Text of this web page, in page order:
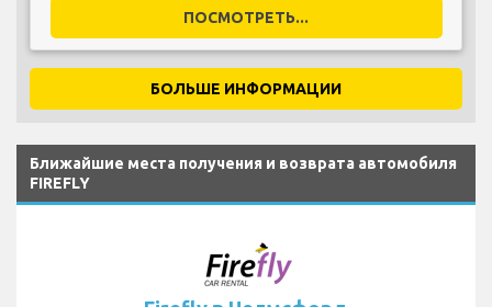
ПОСМОТРЕТЬ...
БОЛЬШЕ ИНФОРМАЦИИ
Ближайшие места получения и возврата автомобиля
FIREFLY